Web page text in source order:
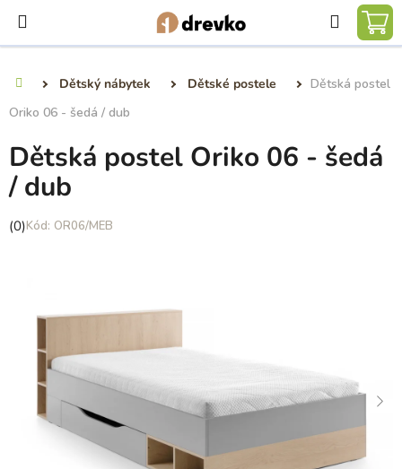
obsah
Hledat
Dětský nábytek Dětské postele
Dětská postel
Oriko 06 - šedá / dub
Dětská postel Oriko 06 - šedá
/ dub
Průměrné
hvězdiček.
(0) OR06/MEB